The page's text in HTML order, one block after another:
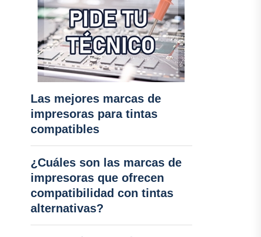
Las mejores marcas de
impresoras para tintas
compatibles
¿Cuáles son las marcas de
impresoras que ofrecen
compatibilidad con tintas
alternativas?